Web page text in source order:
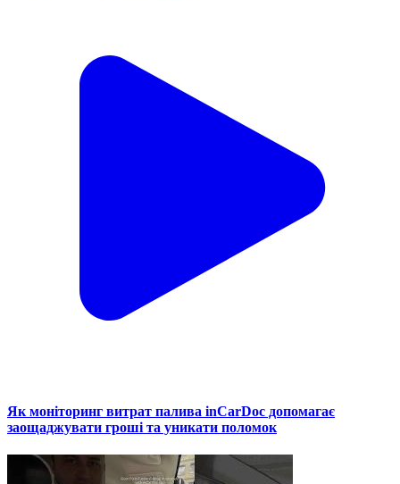
Як моніторинг витрат палива inCarDoc допомагає
заощаджувати гроші та уникати поломок